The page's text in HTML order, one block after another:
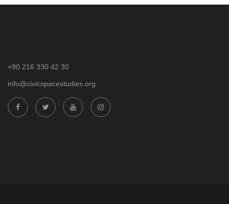
+90 216 330 42 30
info@civicspacestudies.org